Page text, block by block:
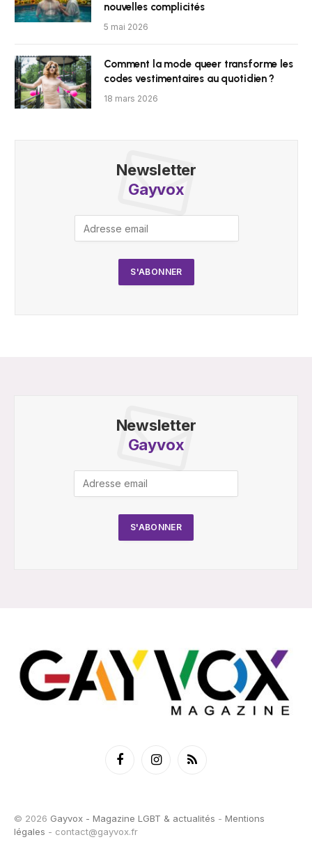
nouvelles complicités
5 mai 2026
Comment la mode queer transforme les
codes vestimentaires au quotidien ?
18 mars 2026
Newsletter
Gayvox
Newsletter
Gayvox
FacebookInstagramRSS
© 2026 Gayvox - Magazine LGBT & actualités - Mentions
légales - contact@gayvox.fr